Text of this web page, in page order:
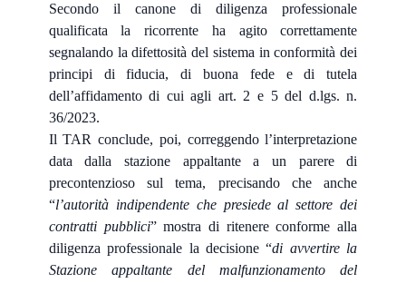
Secondo il canone di diligenza professionale
qualificata la ricorrente ha agito correttamente
segnalando la difettosità del sistema in conformità dei
principi di fiducia, di buona fede e di tutela
dell’affidamento di cui agli art. 2 e 5 del d.lgs. n.
36/2023.
Il TAR conclude, poi, correggendo l’interpretazione
data dalla stazione appaltante a un parere di
precontenzioso sul tema, precisando che anche
“l’autorità indipendente che presiede al settore dei
contratti pubblici” mostra di ritenere conforme alla
diligenza professionale la decisione “di avvertire la
Stazione appaltante del malfunzionamento del